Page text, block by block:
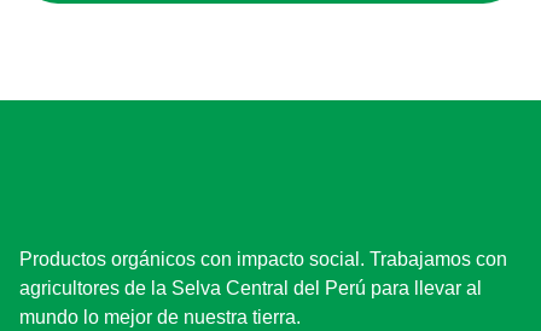
Productos orgánicos con impacto social. Trabajamos con
agricultores de la Selva Central del Perú para llevar al
mundo lo mejor de nuestra tierra.